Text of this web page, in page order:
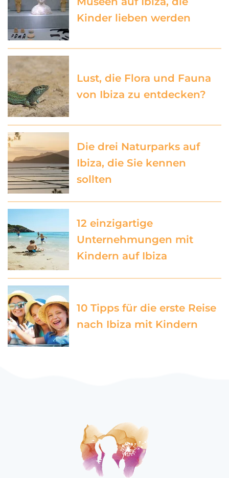
Kinder lieben werden
Lust, die Flora und Fauna
von Ibiza zu entdecken?
Die drei Naturparks auf
Ibiza, die Sie kennen
sollten
12 einzigartige
Unternehmungen mit
Kindern auf Ibiza
10 Tipps für die erste Reise
nach Ibiza mit Kindern